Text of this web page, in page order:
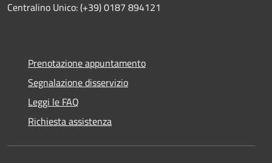
Centralino Unico: (+39) 0187 894121
Prenotazione appuntamento
Segnalazione disservizio
Leggi le FAQ
Richiesta assistenza